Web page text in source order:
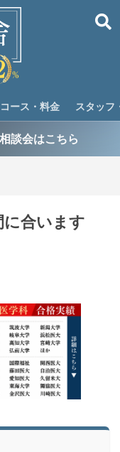
コース・料金 スタッフ
談会はこちら
に合います